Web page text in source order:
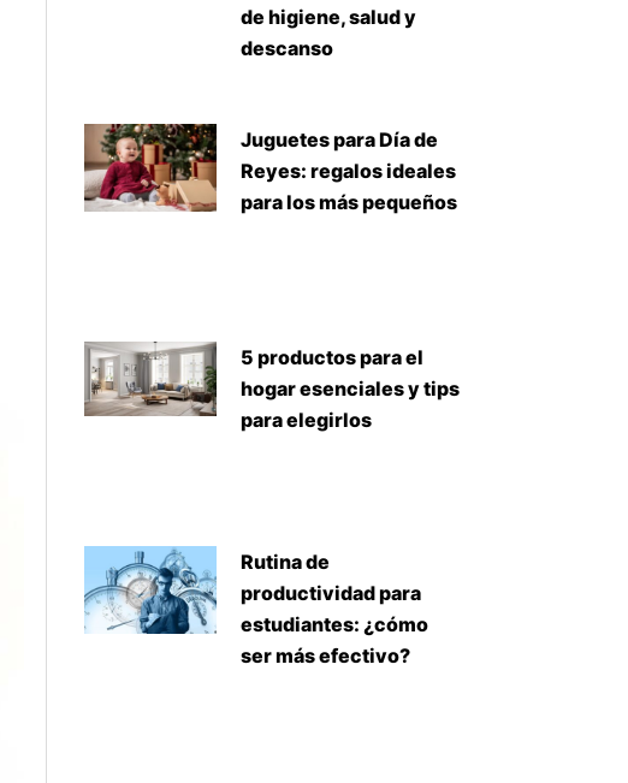
de higiene, salud y
descanso
Juguetes para Día de
Reyes: regalos ideales
para los más pequeños
5 productos para el
hogar esenciales y tips
para elegirlos
Rutina de
productividad para
estudiantes: ¿cómo
ser más efectivo?